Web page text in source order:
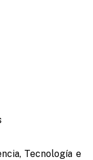
Tecnología e